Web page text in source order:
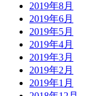
2019年8月
2019年6月
2019年5月
2019年4月
2019年3月
2019年2月
2019年1月